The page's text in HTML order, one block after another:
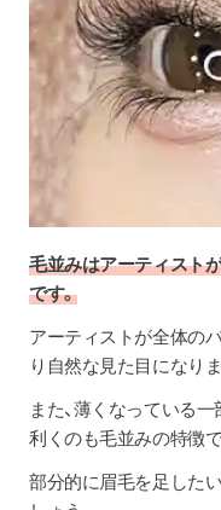
毛並みはアーティスト
です。
アーティストが全体の
り自然な見た目になりま
また、薄くなっている
利くのも毛並みの特徴で
部分的に眉毛を足した